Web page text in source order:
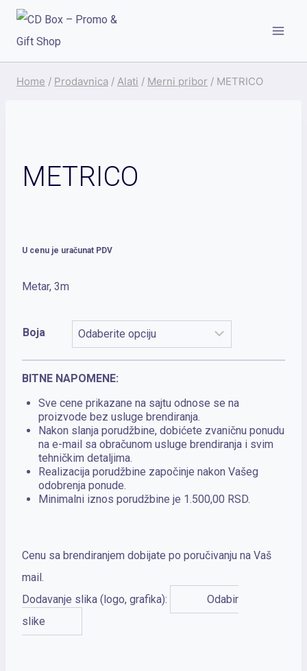
Skip
Home / Prodavnica / Alati / Merni pribor / METRICO
METRICO
U cenu je uračunat PDV
Metar, 3m
Boja
BITNE NAPOMENE:
Sve cene prikazane na sajtu odnose se na
proizvode bez usluge brendiranja.
Nakon slanja porudžbine, dobićete zvaničnu ponudu
na e-mail sa obračunom usluge brendiranja i svim
tehničkim detaljima.
Realizacija porudžbine započinje nakon Vašeg
odobrenja ponude.
Minimalni iznos porudžbine je 1.500,00 RSD.
Cenu sa brendiranjem dobijate po poručivanju na Vaš
mail.
Dodavanje slika (logo, grafika):
Odabir
slike